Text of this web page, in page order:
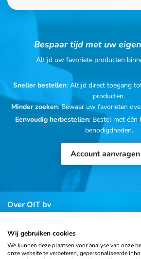
Bespaar tijd met uw
Altijd uw favoriete producten
Sneller bestellen: Altijd direct toegang
producten.
Minder zoeken: Bewaar uw favorieten
Eenvoudig herbestellen: Bestel met één
benodigdheden.
Account aanvragen
Over OIT bv
Klantenservice
Wij gebruiken cookies
We kunnen deze plaatsen voor analyse van onze
onze website te verbeteren, gepersonaliseerde